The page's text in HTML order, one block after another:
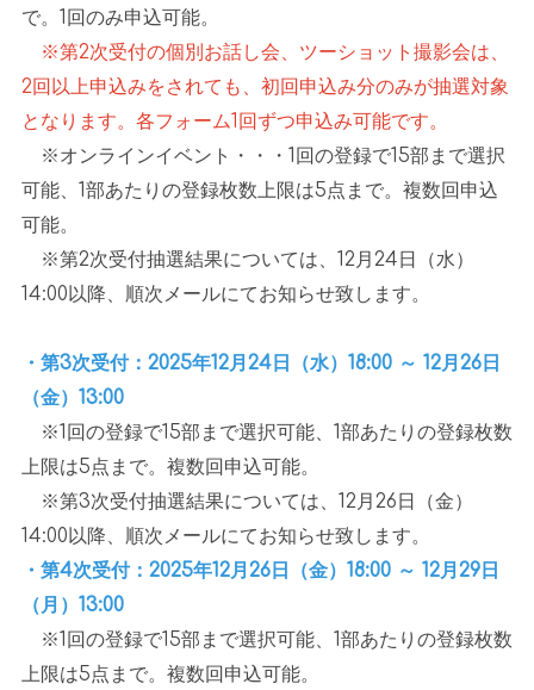
で。 1 回のみ申込可能。
※第2次受付の個別お話し会、ツーショット撮影会は、
2回以上申込みをされても、初回申込み分のみが抽選対象
となります。各フォーム1回ずつ申込み可能です。
※オンラインイベント・・・ 1 回の登録で15部まで選択
可能、 1部あたりの登録枚数上限は5点まで。複数回申込
可能。
※第2次受付抽選結果については、 12月 24 日（水）
14:00以降、順次メールにてお知らせ致します。
・第3次受付：2025年12月24日（水）18:00 ～ 12月26日
（金）13:00
※1 回の登録で15部まで選択可能、 1部あたりの登録枚数
上限は5点まで。複数回申込可能。
※第3次受付抽選結果については、 12月 26 日（金）
14:00以降、順次メールにてお知らせ致します。
・第4次受付：2025年12月26日（金）18:00 ～ 12月29日
（月）13:00
※1 回の登録で15部まで選択可能、 1部あたりの登録枚数
上限は5点まで。複数回申込可能。